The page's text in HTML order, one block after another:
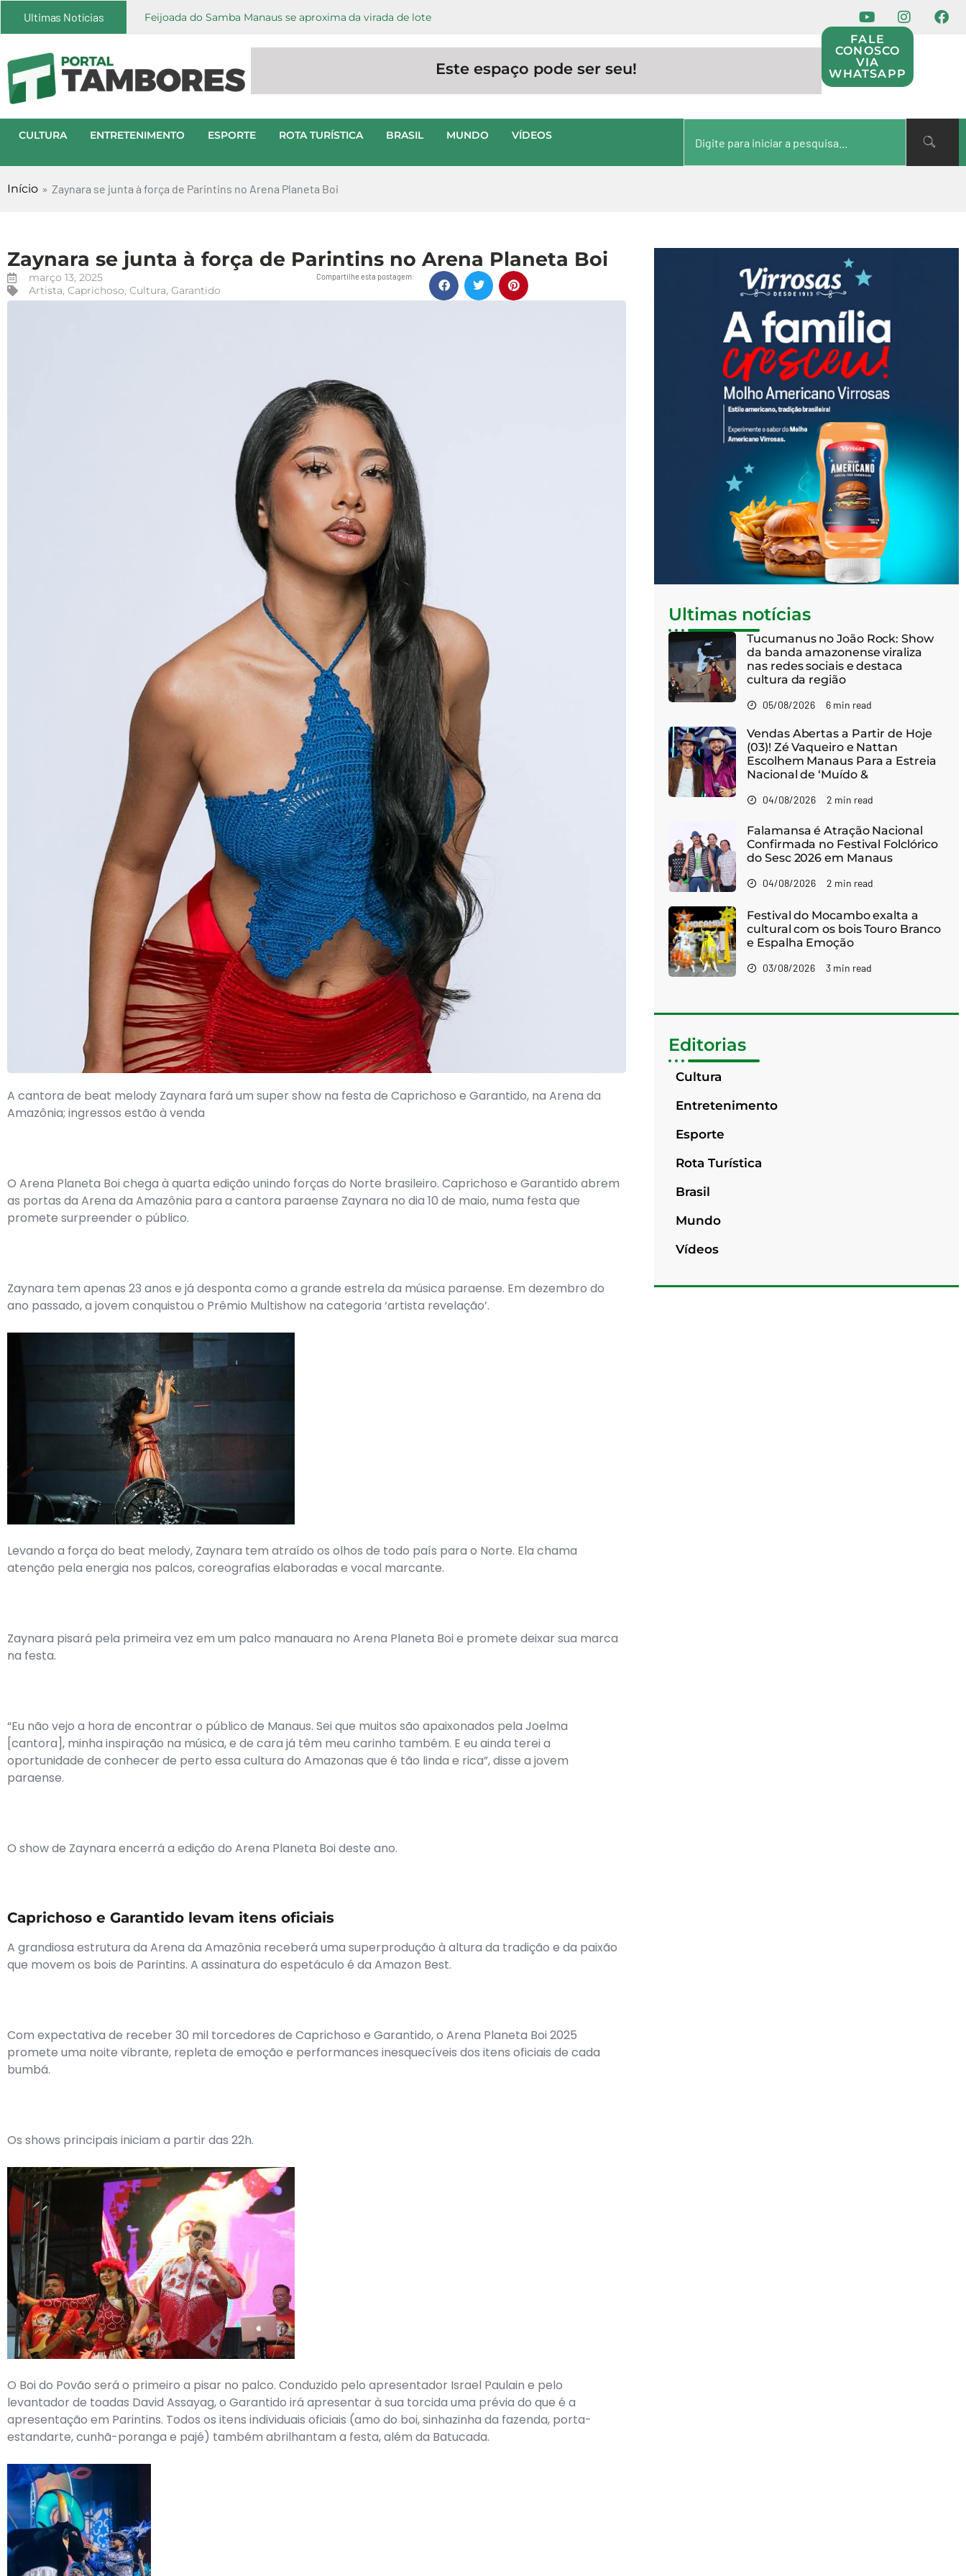
Ultimas Notícias Feijoada do Samba Manaus se aproxima da virada de lote
Este espaço pode ser seu!
FALE
CONOSCO
VIA
WHATSAPP
CULTURA ENTRETENIMENTO ESPORTE ROTA TURÍSTICA BRASIL MUNDO VÍDEOS
Início » Zaynara se junta à força de Parintins no Arena Planeta Boi
Zaynara se junta à força de Parintins no Arena Planeta Boi
março 13, 2025
Artista, Caprichoso, Cultura, Garantido
Compartilhe esta postagem:
A cantora de beat melody Zaynara fará um super show na festa de Caprichoso e Garantido, na Arena da
Amazônia; ingressos estão à venda
O Arena Planeta Boi chega à quarta edição unindo forças do Norte brasileiro. Caprichoso e Garantido abrem
as portas da Arena da Amazônia para a cantora paraense Zaynara no dia 10 de maio, numa festa que
promete surpreender o público.
Zaynara tem apenas 23 anos e já desponta como a grande estrela da música paraense. Em dezembro do
ano passado, a jovem conquistou o Prêmio Multishow na categoria ‘artista revelação’.
Levando a força do beat melody, Zaynara tem atraído os olhos de todo país para o Norte. Ela chama
atenção pela energia nos palcos, coreografias elaboradas e vocal marcante.
Zaynara pisará pela primeira vez em um palco manauara no Arena Planeta Boi e promete deixar sua marca
na festa.
“Eu não vejo a hora de encontrar o público de Manaus. Sei que muitos são apaixonados pela Joelma
[cantora], minha inspiração na música, e de cara já têm meu carinho também. E eu ainda terei a
oportunidade de conhecer de perto essa cultura do Amazonas que é tão linda e rica”, disse a jovem
paraense.
O show de Zaynara encerrá a edição do Arena Planeta Boi deste ano.
Caprichoso e Garantido levam itens oficiais
A grandiosa estrutura da Arena da Amazônia receberá uma superprodução à altura da tradição e da paixão
que movem os bois de Parintins. A assinatura do espetáculo é da Amazon Best.
Com expectativa de receber 30 mil torcedores de Caprichoso e Garantido, o Arena Planeta Boi 2025
promete uma noite vibrante, repleta de emoção e performances inesquecíveis dos itens oficiais de cada
bumbá.
Os shows principais iniciam a partir das 22h.
O Boi do Povão será o primeiro a pisar no palco. Conduzido pelo apresentador Israel Paulain e pelo
levantador de toadas David Assayag, o Garantido irá apresentar à sua torcida uma prévia do que é a
apresentação em Parintins. Todos os itens individuais oficiais (amo do boi, sinhazinha da fazenda, porta-
estandarte, cunhã-poranga e pajé) também abrilhantam a festa, além da Batucada.
Ultimas notícias
Tucumanus no João Rock: Show
da banda amazonense viraliza
nas redes sociais e destaca
cultura da região
05/08/2026 6 min read
Vendas Abertas a Partir de Hoje
(03)! Zé Vaqueiro e Nattan
Escolhem Manaus Para a Estreia
Nacional de ‘Muído &
04/08/2026 2 min read
Falamansa é Atração Nacional
Confirmada no Festival Folclórico
do Sesc 2026 em Manaus
04/08/2026 2 min read
Festival do Mocambo exalta a
cultural com os bois Touro Branco
e Espalha Emoção
03/08/2026 3 min read
Editorias
Cultura
Entretenimento
Esporte
Rota Turística
Brasil
Mundo
Vídeos